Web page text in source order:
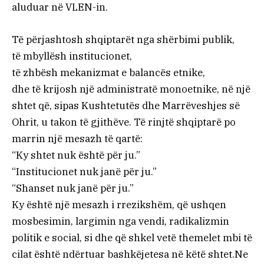
aluduar në VLEN-in.
Të përjashtosh shqiptarët nga shërbimi publik,
të mbyllësh institucionet,
të zhbësh mekanizmat e balancës etnike,
dhe të krijosh një administratë monoetnike, në një
shtet që, sipas Kushtetutës dhe Marrëveshjes së
Ohrit, u takon të gjithëve. Të rinjtë shqiptarë po
marrin një mesazh të qartë:
“Ky shtet nuk është për ju.”
“Institucionet nuk janë për ju.”
“Shanset nuk janë për ju.”
Ky është një mesazh i rrezikshëm, që ushqen
mosbesimin, largimin nga vendi, radikalizmin
politik e social, si dhe që shkel vetë themelet mbi të
cilat është ndërtuar bashkëjetesa në këtë shtet.Ne